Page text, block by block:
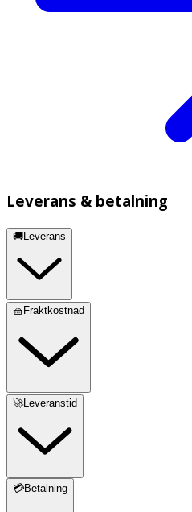
Leverans & betalning
🚚Leverans
🧺Fraktkostnad
🚀Leveranstid
💳Betalning